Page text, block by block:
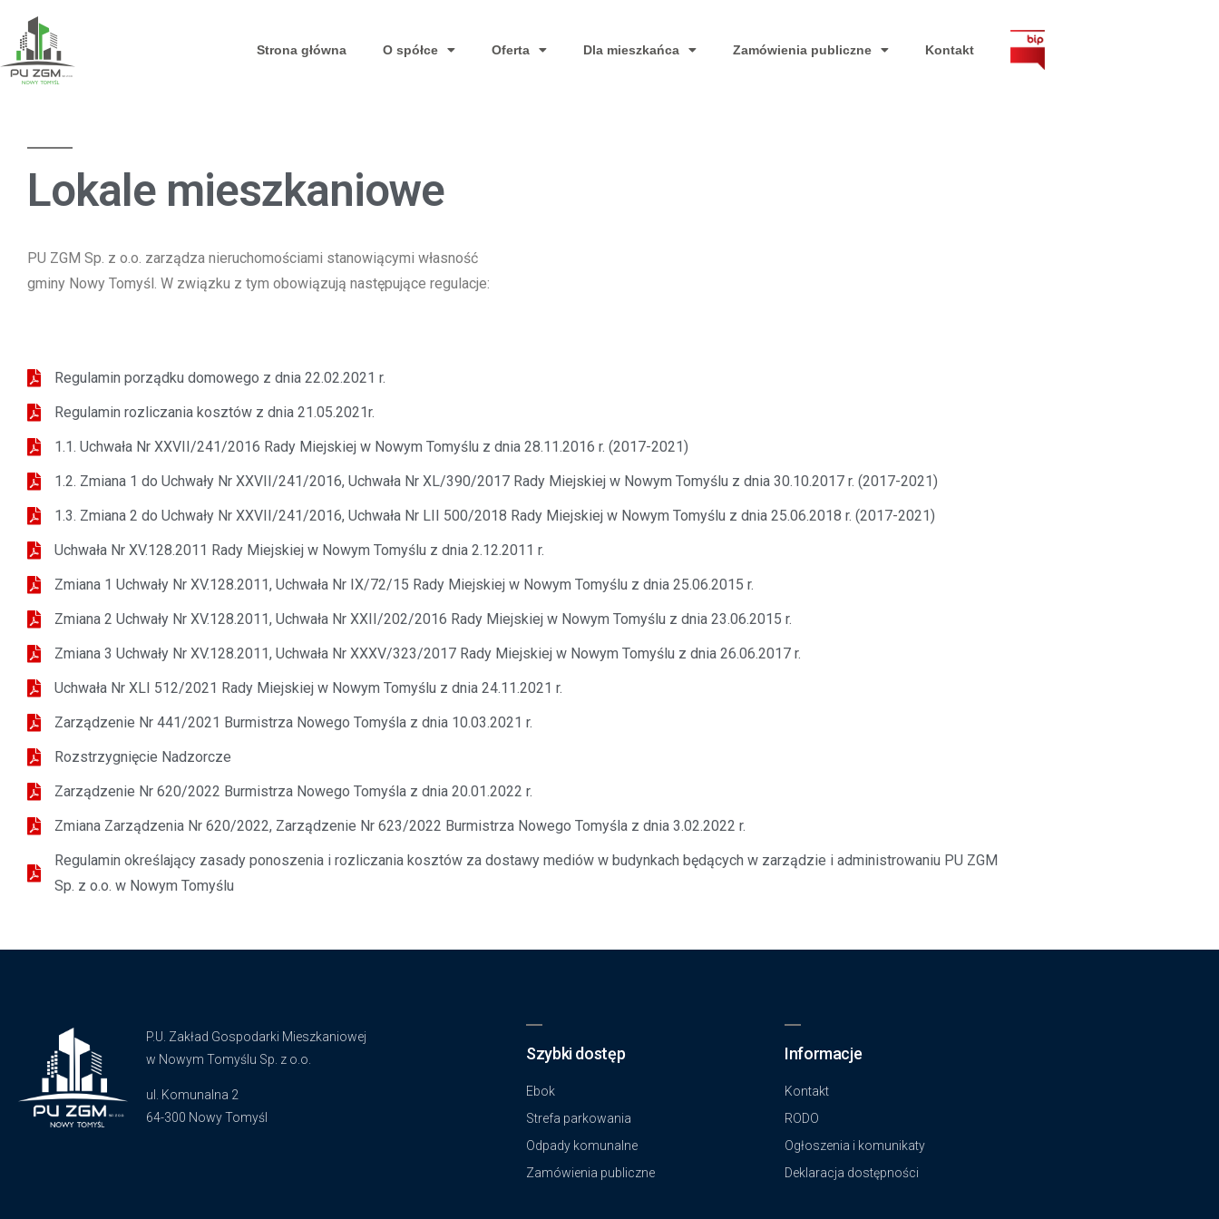
Strona główna O spółce Oferta Dla mieszkańca Zamówienia publiczne Kontakt
Lokale mieszkaniowe
PU ZGM Sp. z o.o. zarządza nieruchomościami stanowiącymi własność
gminy Nowy Tomyśl. W związku z tym obowiązują następujące regulacje:
Regulamin porządku domowego z dnia 22.02.2021 r.
Regulamin rozliczania kosztów z dnia 21.05.2021r.
1.1. Uchwała Nr XXVII/241/2016 Rady Miejskiej w Nowym Tomyślu z dnia 28.11.2016 r. (2017-2021)
1.2. Zmiana 1 do Uchwały Nr XXVII/241/2016, Uchwała Nr XL/390/2017 Rady Miejskiej w Nowym Tomyślu z dnia 30.10.2017 r. (2017-2021)
1.3. Zmiana 2 do Uchwały Nr XXVII/241/2016, Uchwała Nr LII 500/2018 Rady Miejskiej w Nowym Tomyślu z dnia 25.06.2018 r. (2017-2021)
Uchwała Nr XV.128.2011 Rady Miejskiej w Nowym Tomyślu z dnia 2.12.2011 r.
Zmiana 1 Uchwały Nr XV.128.2011, Uchwała Nr IX/72/15 Rady Miejskiej w Nowym Tomyślu z dnia 25.06.2015 r.
Zmiana 2 Uchwały Nr XV.128.2011, Uchwała Nr XXII/202/2016 Rady Miejskiej w Nowym Tomyślu z dnia 23.06.2015 r.
Zmiana 3 Uchwały Nr XV.128.2011, Uchwała Nr XXXV/323/2017 Rady Miejskiej w Nowym Tomyślu z dnia 26.06.2017 r.
Uchwała Nr XLI 512/2021 Rady Miejskiej w Nowym Tomyślu z dnia 24.11.2021 r.
Zarządzenie Nr 441/2021 Burmistrza Nowego Tomyśla z dnia 10.03.2021 r.
Rozstrzygnięcie Nadzorcze
Zarządzenie Nr 620/2022 Burmistrza Nowego Tomyśla z dnia 20.01.2022 r.
Zmiana Zarządzenia Nr 620/2022, Zarządzenie Nr 623/2022 Burmistrza Nowego Tomyśla z dnia 3.02.2022 r.
Regulamin określający zasady ponoszenia i rozliczania kosztów za dostawy mediów w budynkach będących w zarządzie i administrowaniu PU ZGM
Sp. z o.o. w Nowym Tomyślu
P.U. Zakład Gospodarki Mieszkaniowej
w Nowym Tomyślu Sp. z o.o.
ul. Komunalna 2
64-300 Nowy Tomyśl
Szybki dostęp
Ebok
Strefa parkowania
Odpady komunalne
Zamówienia publiczne
Informacje
Kontakt
RODO
Ogłoszenia i komunikaty
Deklaracja dostępności